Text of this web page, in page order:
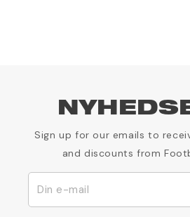
Sign up for our emails to
and discounts from